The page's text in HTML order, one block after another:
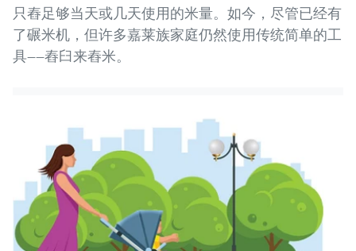
只舂足够当天或几天使用的米量。如今，尽管已经有
了碾米机，但许多嘉莱族家庭仍然使用传统简单的工
具——舂臼来舂米。